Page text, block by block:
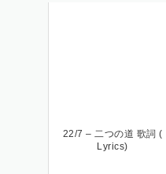
22/7 – 二つの道 歌詞 (
Lyrics)